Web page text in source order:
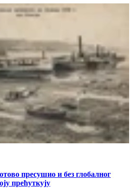
пресушио и без глобалног
прећуткују